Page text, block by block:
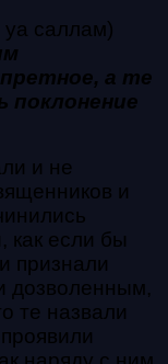
уа саллам)
а те
поклонение
и не
и
как если бы
признали
дозволенным,
те назвали